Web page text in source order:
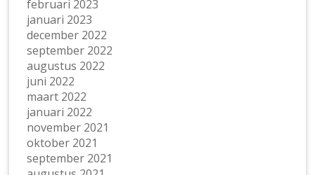
februari 2023
januari 2023
december 2022
september 2022
augustus 2022
juni 2022
maart 2022
januari 2022
november 2021
oktober 2021
september 2021